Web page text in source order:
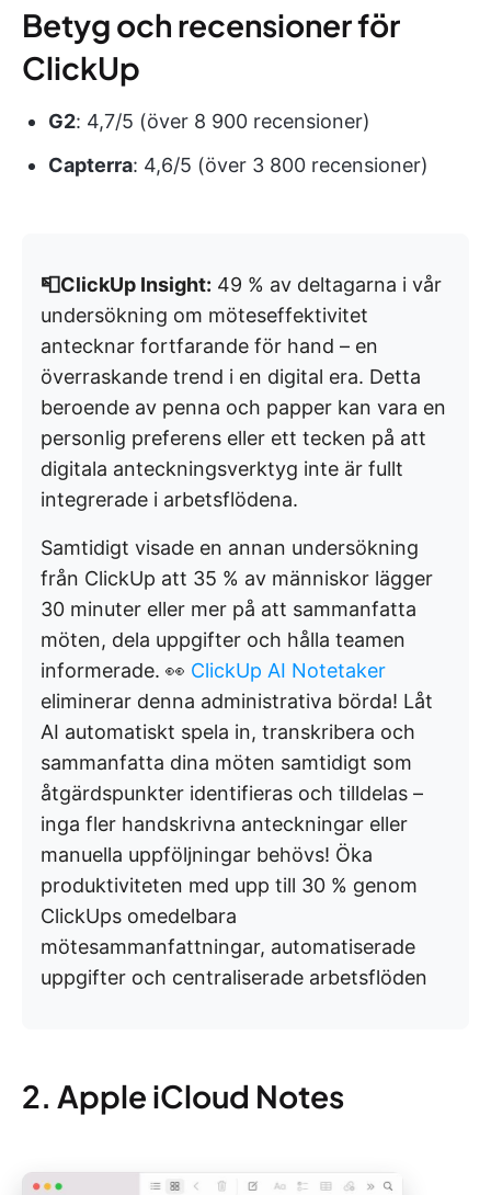
Betyg och recensioner för
ClickUp
G2: 4,7/5 (över 8 900 recensioner)
Capterra: 4,6/5 (över 3 800 recensioner)
📮ClickUp Insight: 49 % av deltagarna i vår
undersökning om möteseffektivitet
antecknar fortfarande för hand – en
överraskande trend i en digital era. Detta
beroende av penna och papper kan vara en
personlig preferens eller ett tecken på att
digitala anteckningsverktyg inte är fullt
integrerade i arbetsflödena.
Samtidigt visade en annan undersökning
från ClickUp att 35 % av människor lägger
30 minuter eller mer på att sammanfatta
möten, dela uppgifter och hålla teamen
informerade. 👀 ClickUp AI Notetaker
eliminerar denna administrativa börda! Låt
AI automatiskt spela in, transkribera och
sammanfatta dina möten samtidigt som
åtgärdspunkter identifieras och tilldelas –
inga fler handskrivna anteckningar eller
manuella uppföljningar behövs! Öka
produktiviteten med upp till 30 % genom
ClickUps omedelbara
mötesammanfattningar, automatiserade
uppgifter och centraliserade arbetsflöden
2. Apple iCloud Notes